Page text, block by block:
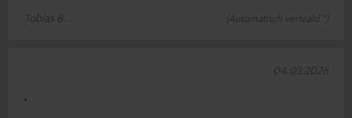
Tobias B.
(Automatisch vertaald *)
.
04.03.2026